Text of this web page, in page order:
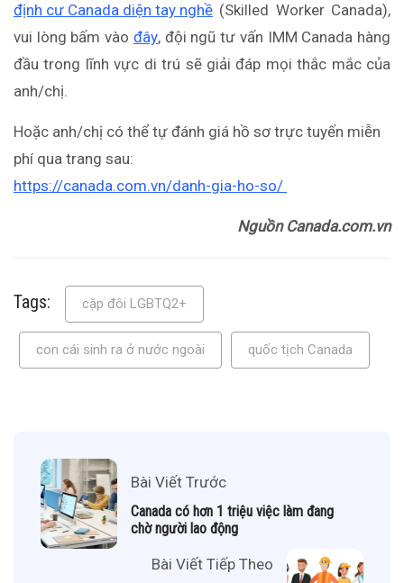
định cư Canada diện tay nghề (Skilled Worker Canada),
vui lòng bấm vào đây, đội ngũ tư vấn IMM Canada hàng
đầu trong lĩnh vực di trú sẽ giải đáp mọi thắc mắc của
anh/chị.
Hoặc anh/chị có thể tự đánh giá hồ sơ trực tuyến miễn
phí qua trang sau:
https://canada.com.vn/danh-gia-ho-so/
Nguồn Canada.com.vn
Tags: cặp đôi LGBTQ2+
con cái sinh ra ở nước ngoài quốc tịch Canada
Bài Viết Trước
Canada có hơn 1 triệu việc làm đang
chờ người lao động
Bài Viết Tiếp Theo